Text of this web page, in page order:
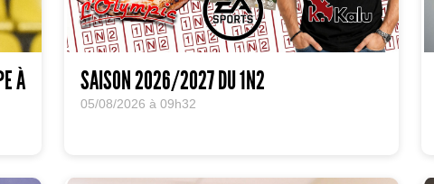
À
SAISON 2026/2027 DU 1N2
05/08/2026 à 09h32